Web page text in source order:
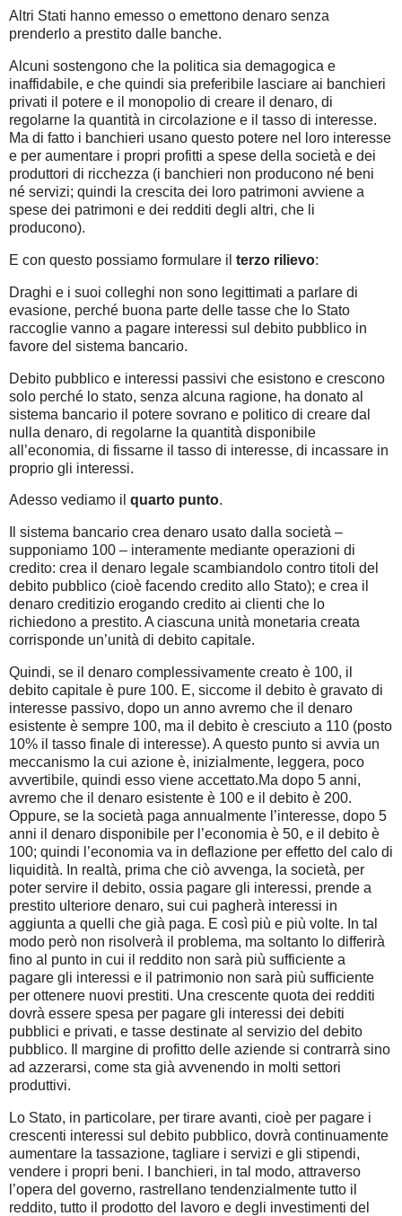
Altri Stati hanno emesso o emettono denaro senza
prenderlo a prestito dalle banche.
Alcuni sostengono che la politica sia demagogica e
inaffidabile, e che quindi sia preferibile lasciare ai banchieri
privati il potere e il monopolio di creare il denaro, di
regolarne la quantità in circolazione e il tasso di interesse.
Ma di fatto i banchieri usano questo potere nel loro interesse
e per aumentare i propri profitti a spese della società e dei
produttori di ricchezza (i banchieri non producono né beni
né servizi; quindi la crescita dei loro patrimoni avviene a
spese dei patrimoni e dei redditi degli altri, che li
producono).
E con questo possiamo formulare il terzo rilievo:
Draghi e i suoi colleghi non sono legittimati a parlare di
evasione, perché buona parte delle tasse che lo Stato
raccoglie vanno a pagare interessi sul debito pubblico in
favore del sistema bancario.
Debito pubblico e interessi passivi che esistono e crescono
solo perché lo stato, senza alcuna ragione, ha donato al
sistema bancario il potere sovrano e politico di creare dal
nulla denaro, di regolarne la quantità disponibile
all’economia, di fissarne il tasso di interesse, di incassare in
proprio gli interessi.
Adesso vediamo il quarto punto.
Il sistema bancario crea denaro usato dalla società –
supponiamo 100 – interamente mediante operazioni di
credito: crea il denaro legale scambiandolo contro titoli del
debito pubblico (cioè facendo credito allo Stato); e crea il
denaro creditizio erogando credito ai clienti che lo
richiedono a prestito. A ciascuna unità monetaria creata
corrisponde un’unità di debito capitale.
Quindi, se il denaro complessivamente creato è 100, il
debito capitale è pure 100. E, siccome il debito è gravato di
interesse passivo, dopo un anno avremo che il denaro
esistente è sempre 100, ma il debito è cresciuto a 110 (posto
10% il tasso finale di interesse). A questo punto si avvia un
meccanismo la cui azione è, inizialmente, leggera, poco
avvertibile, quindi esso viene accettato.Ma dopo 5 anni,
avremo che il denaro esistente è 100 e il debito è 200.
Oppure, se la società paga annualmente l’interesse, dopo 5
anni il denaro disponibile per l’economia è 50, e il debito è
100; quindi l’economia va in deflazione per effetto del calo di
liquidità. In realtà, prima che ciò avvenga, la società, per
poter servire il debito, ossia pagare gli interessi, prende a
prestito ulteriore denaro, sui cui pagherà interessi in
aggiunta a quelli che già paga. E così più e più volte. In tal
modo però non risolverà il problema, ma soltanto lo differirà
fino al punto in cui il reddito non sarà più sufficiente a
pagare gli interessi e il patrimonio non sarà più sufficiente
per ottenere nuovi prestiti. Una crescente quota dei redditi
dovrà essere spesa per pagare gli interessi dei debiti
pubblici e privati, e tasse destinate al servizio del debito
pubblico. Il margine di profitto delle aziende si contrarrà sino
ad azzerarsi, come sta già avvenendo in molti settori
produttivi.
Lo Stato, in particolare, per tirare avanti, cioè per pagare i
crescenti interessi sul debito pubblico, dovrà continuamente
aumentare la tassazione, tagliare i servizi e gli stipendi,
vendere i propri beni. I banchieri, in tal modo, attraverso
l’opera del governo, rastrellano tendenzialmente tutto il
reddito, tutto il prodotto del lavoro e degli investimenti del